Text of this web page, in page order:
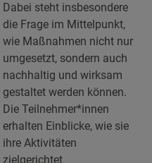
Dabei steht insbesondere
die Frage im Mittelpunkt,
wie Maßnahmen nicht nur
umgesetzt, sondern auch
nachhaltig und wirksam
gestaltet werden können.
Die Teilnehmer*innen
erhalten Einblicke, wie sie
ihre Aktivitäten
zielgerichtet